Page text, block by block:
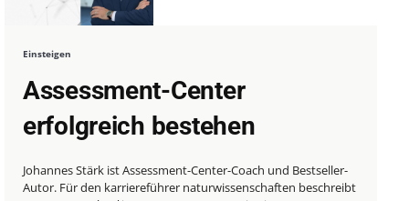
Einsteigen
Assessment-Center
erfolgreich bestehen
Johannes Stärk ist Assessment-Center-Coach und Bestseller-
Autor. Für den karriereführer naturwissenschaften beschreibt